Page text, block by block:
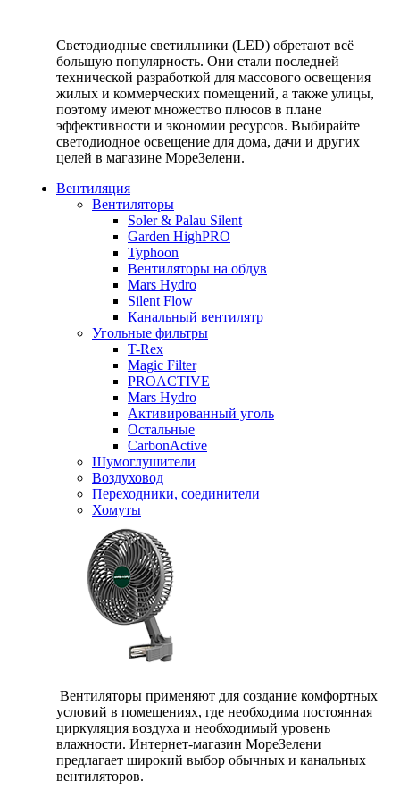
Светодиодные светильники (LED) обретают всё
большую популярность. Они стали последней
технической разработкой для массового освещения
жилых и коммерческих помещений, а также улицы,
поэтому имеют множество плюсов в плане
эффективности и экономии ресурсов. Выбирайте
светодиодное освещение для дома, дачи и других
целей в магазине МореЗелени.
Вентиляция
Вентиляторы
Soler & Palau Silent
Garden HighPRO
Typhoon
Вентиляторы на обдув
Mars Hydro
Silent Flow
Канальный вентилятр
Угольные фильтры
T-Rex
Magic Filter
PROACTIVE
Mars Hydro
Активированный уголь
Остальные
CarbonActive
Шумоглушители
Воздуховод
Переходники, соединители
Хомуты
Вентиляторы применяют для создание комфортных
условий в помещениях, где необходима постоянная
циркуляция воздуха и необходимый уровень
влажности. Интернет-магазин МореЗелени
предлагает широкий выбор обычных и канальных
вентиляторов.